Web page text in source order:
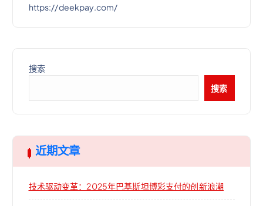
https://deekpay.com/
搜索
搜索
近期文章
技术驱动变革：2025年巴基斯坦博彩支付的创新浪潮